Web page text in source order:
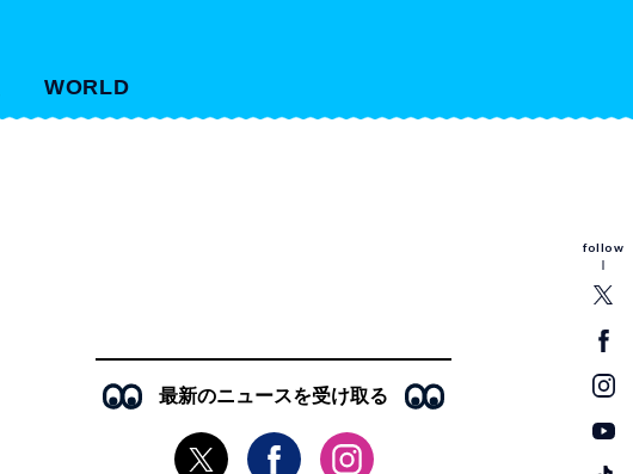
WORLD
follow
最新のニュースを受け取る